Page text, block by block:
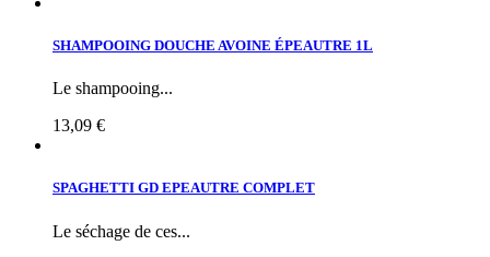
SHAMPOOING DOUCHE AVOINE ÉPEAUTRE 1L
Le shampooing...
13,09 €
SPAGHETTI GD EPEAUTRE COMPLET
Le séchage de ces...